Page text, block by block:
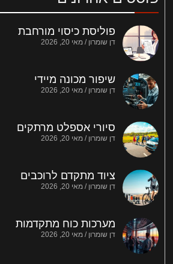
פוליסת כיסוי מורחבת
דן שומרון מאי 20, 2026
שיפור מכונה מיידי
דן שומרון מאי 20, 2026
סיורי אספלט מרתקים
דן שומרון מאי 20, 2026
ציוד מתקדם לרוכבים
דן שומרון מאי 20, 2026
מערכות כוח מתקדמות
דן שומרון מאי 20, 2026